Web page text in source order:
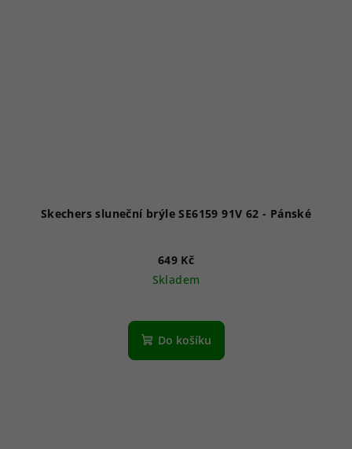
Skechers sluneční brýle SE6159 91V 62 - Pánské
649 Kč
Skladem
Do košíku